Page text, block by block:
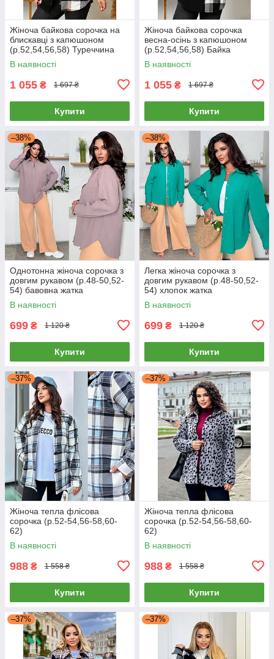
Жіноча байкова сорочка на
блискавці з капюшоном
(р.52,54,56,58) Туреччина
В наявності
1 055 ₴ 1 697 ₴
Купити
Жіноча байкова сорочка
весна-осінь з капюшоном
(р.52,54,56,58) Байка
В наявності
1 055 ₴ 1 697 ₴
Купити
–38%
Однотонна жіноча сорочка з
довгим рукавом (р.48-50,52-
54) бавовна жатка
В наявності
699 ₴ 1 120 ₴
Купити
–38%
Легка жіноча сорочка з
довгим рукавом (р.48-50,52-
54) хлопок жатка
В наявності
699 ₴ 1 120 ₴
Купити
–37%
Жіноча тепла флісова
сорочка (р.52-54,56-58,60-
62)
В наявності
988 ₴ 1 558 ₴
Купити
–37%
Жіноча тепла флісова
сорочка (р.52-54,56-58,60-
62)
В наявності
988 ₴ 1 558 ₴
Купити
–37% –37%